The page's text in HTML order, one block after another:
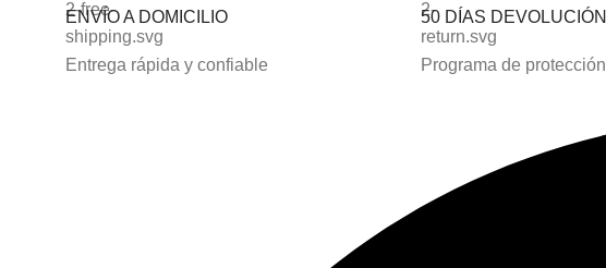
ENVÍO A DOMICILIO
Entrega rápida y confiable
50 DÍAS DEVOLUCIÓN
Programa de protección